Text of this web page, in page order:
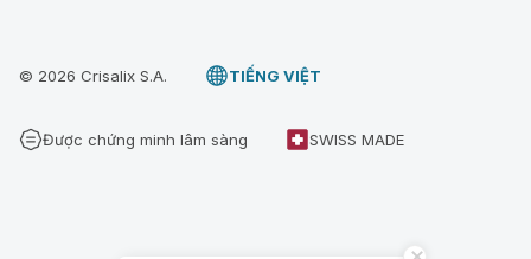
© 2026 Crisalix S.A. TIẾNG VIỆT
Được chứng minh lâm sàng SWISS MADE